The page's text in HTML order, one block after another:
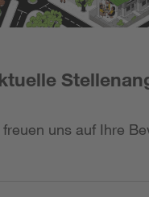
uns auf Ihre